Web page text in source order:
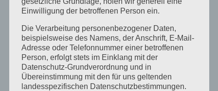
Dezember 2024
September 2024
August 2024
April 2024
März 2024
Einwilligung der betroffenen Person ein.
Die Verarbeitung personenbezogener Daten,
beispielsweise des Namens, der Anschrift, E-Mail-
Adresse oder Telefonnummer einer betroffenen
Person, erfolgt stets im Einklang mit der
Datenschutz-Grundverordnung und in
Übereinstimmung mit den für uns geltenden
landesspezifischen Datenschutzbestimmungen.